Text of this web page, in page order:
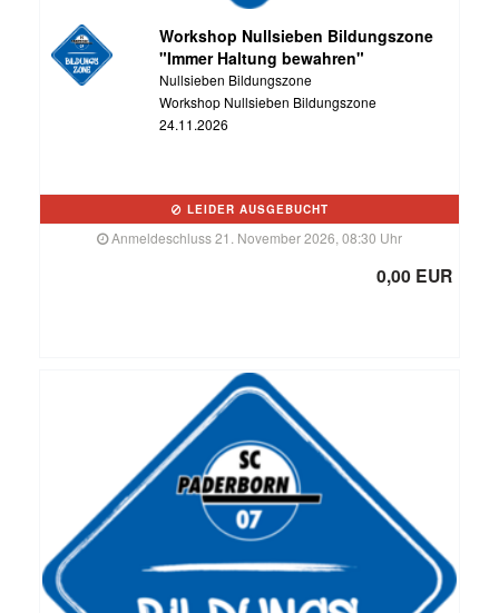
Workshop Nullsieben Bildungszone
"Immer Haltung bewahren"
Nullsieben Bildungszone
Workshop Nullsieben Bildungszone
24.11.2026
LEIDER AUSGEBUCHT
Anmeldeschluss 21. November 2026, 08:30 Uhr
0,00 EUR